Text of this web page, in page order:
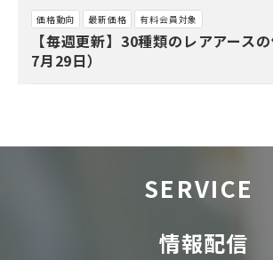
価格動向 最新価格 有料会員対象
【毎週更新】30種類のレアアース
7月29日）
SERVICE
情報配信